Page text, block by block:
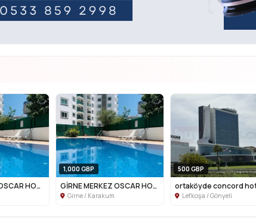
Girne MERKEZ OSCAR HOTEL YANİ 1+1
1,000 GBP
GİRNE MERKEZ OSCAR HOTEL YANİ 2+1
Girne / Karakum
500 GBP
Lefkoşa / Gönyeli